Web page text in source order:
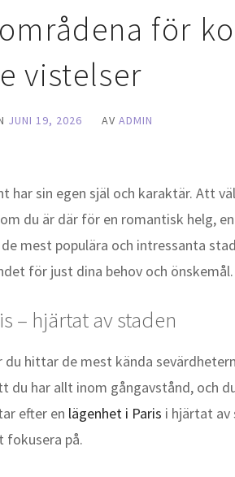
för
vistelser
JUNI 19, 2026 AV ADMIN
har sin egen själ och karaktär. Att
du är där för en romantisk helg,
mest populära och intressanta
för just dina behov och önskemål.
– hjärtat av staden
hittar de mest kända
du har allt inom gångavstånd, och
efter en lägenhet i Paris i hjärtat av
fokusera på.